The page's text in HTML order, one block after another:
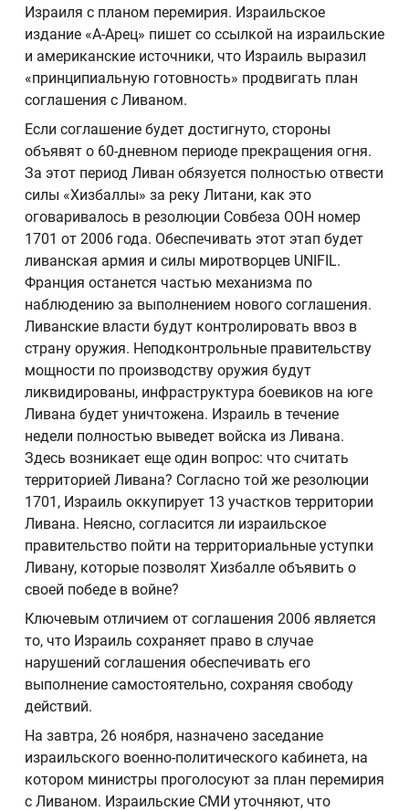
Израиля с планом перемирия. Израильское
издание «А-Арец» пишет со ссылкой на израильские
и американские источники, что Израиль выразил
«принципиальную готовность» продвигать план
соглашения с Ливаном.
Если соглашение будет достигнуто, стороны
объявят о 60-дневном периоде прекращения огня.
За этот период Ливан обязуется полностью отвести
силы «Хизбаллы» за реку Литани, как это
оговаривалось в резолюции Совбеза ООН номер
1701 от 2006 года. Обеспечивать этот этап будет
ливанская армия и силы миротворцев UNIFIL.
Франция останется частью механизма по
наблюдению за выполнением нового соглашения.
Ливанские власти будут контролировать ввоз в
страну оружия. Неподконтрольные правительству
мощности по производству оружия будут
ликвидированы, инфраструктура боевиков на юге
Ливана будет уничтожена. Израиль в течение
недели полностью выведет войска из Ливана.
Здесь возникает еще один вопрос: что считать
территорией Ливана? Согласно той же резолюции
1701, Израиль оккупирует 13 участков территории
Ливана. Неясно, согласится ли израильское
правительство пойти на территориальные уступки
Ливану, которые позволят Хизбалле объявить о
своей победе в войне?
Ключевым отличием от соглашения 2006 является
то, что Израиль сохраняет право в случае
нарушений соглашения обеспечивать его
выполнение самостоятельно, сохраняя свободу
действий.
На завтра, 26 ноября, назначено заседание
израильского военно-политического кабинета, на
котором министры проголосуют за план перемирия
с Ливаном. Израильские СМИ уточняют, что